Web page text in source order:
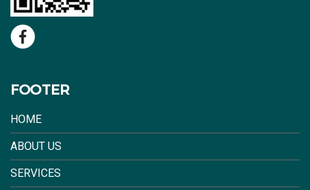
FOOTER
HOME
ABOUT US
SERVICES